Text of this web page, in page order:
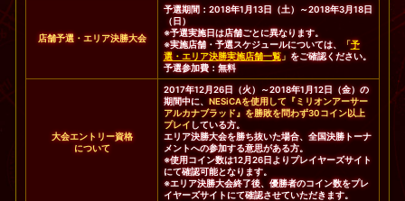
店舗予選・エリア決勝大会
予選期間：2018年1月13日（土）～2018年3月18日
（日）
※予選実施日は店舗ごとに異なります。
※実施店舗・予選スケジュールについては、
「予
選・エリア決勝実施店舗一覧」 をご確認ください。
予選参加費：無料
大会エントリー資格
について
2017年12月26日（火）～2018年1月12日（金）の
期間中に、 NESiCAを使用して『ミリオンアーサー
アルカナブラッド』を勝敗を問わず30コイン以上
プレイ している方。
エリア決勝大会を勝ち抜いた場合、全国決勝トーナ
メントへの参加する意思がある方。
※使用コイン数は12月26日よりプレイヤーズサイト
にて確認可能となります。
※エリア決勝大会終了後、優勝者のコイン数をプレ
イヤーズサイトにて確認させていただきます。